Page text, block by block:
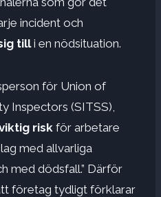
incident och
tilli en nödsituation.
för Union of
Inspectors (SITSS),
risk för arbetare
med allvarliga
med dödsfall.” Därför
företag tydligt förklarar